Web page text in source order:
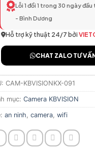
Lỗi 1 đổi 1 trong 30 ngày
- Bình Dương
Hỗ trợ kỹ thuật 24/7 bởi
CHAT ZALO TƯ
CAM-KBVISIONKX-091
mục: Camera KBVISION
an ninh, camera, wifi